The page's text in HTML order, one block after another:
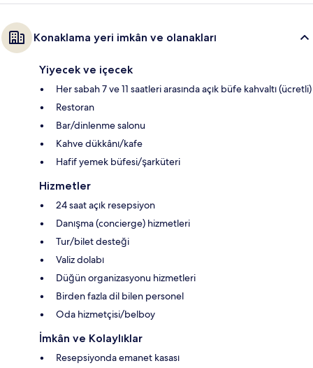
Konaklama yeri imkân ve olanakları
Yiyecek ve içecek
Her sabah 7 ve 11 saatleri arasında açık büfe kahvaltı (ücretli)
Restoran
Bar/dinlenme salonu
Kahve dükkânı/kafe
Hafif yemek büfesi/şarküteri
Hizmetler
24 saat açık resepsiyon
Danışma (concierge) hizmetleri
Tur/bilet desteği
Valiz dolabı
Düğün organizasyonu hizmetleri
Birden fazla dil bilen personel
Oda hizmetçisi/belboy
İmkân ve Kolaylıklar
Resepsiyonda emanet kasası